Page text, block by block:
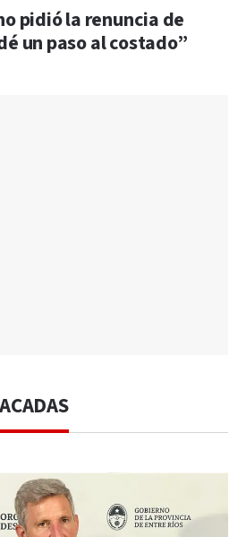
pidió la renuncia de
un paso al costado”